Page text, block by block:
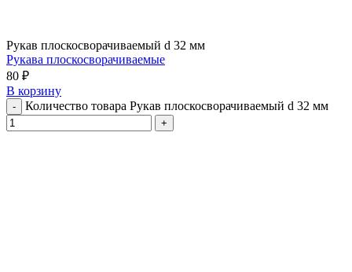
Рукав плоскосворачиваемый d 32 мм
Рукава плоскосворачиваемые
80 ₽
В корзину
Количество товара Рукав плоскосворачиваемый d 32 мм